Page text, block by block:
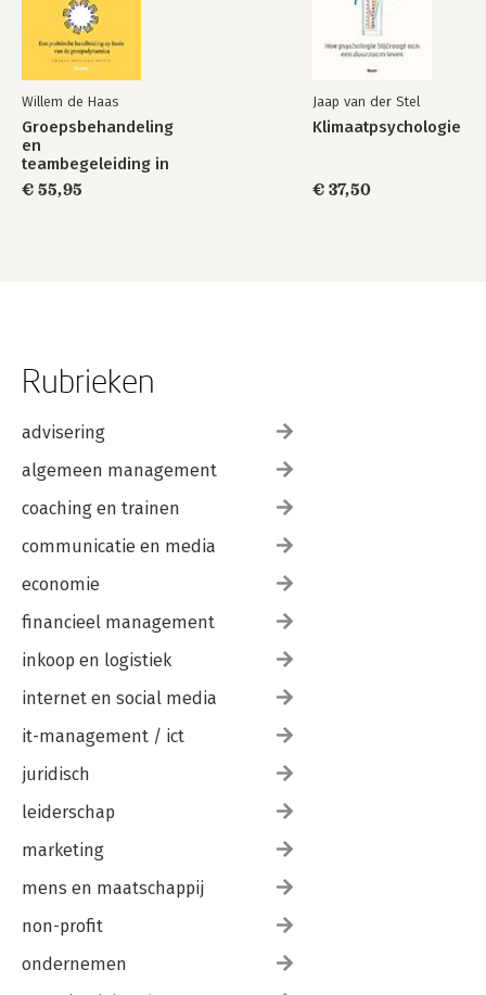
Willem de Haas
Groepsbehandeling
en
teambegeleiding in
de zorg
€ 55,95
Jaap van der Stel
Klimaatpsychologie
€ 37,50
Rubrieken
advisering
algemeen management
coaching en trainen
communicatie en media
economie
financieel management
inkoop en logistiek
internet en social media
it-management / ict
juridisch
leiderschap
marketing
mens en maatschappij
non-profit
ondernemen